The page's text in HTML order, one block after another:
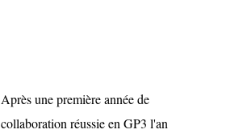
Après une première année de
collaboration réussie en GP3 l'an